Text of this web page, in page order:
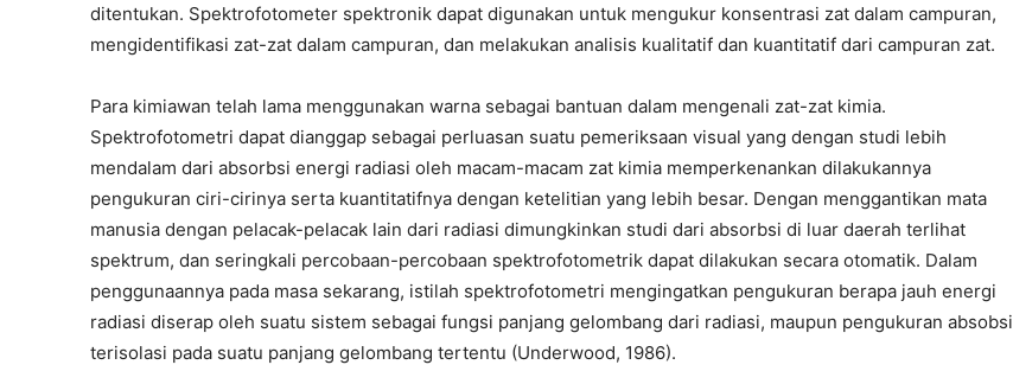
ditentukan. Spektrofotometer spektronik dapat digunakan untuk mengukur konsentrasi zat dalam campuran,
mengidentifikasi zat-zat dalam campuran, dan melakukan analisis kualitatif dan kuantitatif dari campuran zat.
Para kimiawan telah lama menggunakan warna sebagai bantuan dalam mengenali zat-zat kimia.
Spektrofotometri dapat dianggap sebagai perluasan suatu pemeriksaan visual yang dengan studi lebih
mendalam dari absorbsi energi radiasi oleh macam-macam zat kimia memperkenankan dilakukannya
pengukuran ciri-cirinya serta kuantitatifnya dengan ketelitian yang lebih besar. Dengan menggantikan mata
manusia dengan pelacak-pelacak lain dari radiasi dimungkinkan studi dari absorbsi di luar daerah terlihat
spektrum, dan seringkali percobaan-percobaan spektrofotometrik dapat dilakukan secara otomatik. Dalam
penggunaannya pada masa sekarang, istilah spektrofotometri mengingatkan pengukuran berapa jauh energi
radiasi diserap oleh suatu sistem sebagai fungsi panjang gelombang dari radiasi, maupun pengukuran absobsi
terisolasi pada suatu panjang gelombang tertentu (Underwood, 1986).